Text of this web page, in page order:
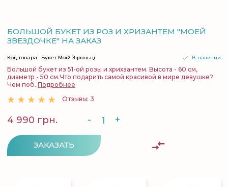
БОЛЬШОЙ БУКЕТ ИЗ РОЗ И ХРИЗАНТЕМ "МОЕЙ
ЗВЕЗДОЧКЕ" НА ЗАКАЗ
В наличии
Код товара: Букет Моїй Зіроньці
Большой букет из 51-ой розы и хрихзантем. Высота - 60 см,
диаметр - 50 см.Что подарить самой красивой в мире девушке?
Чем поб..Подробнее
Отзывы: 3
4 990 грн. - +
ЗАКАЗАТЬ